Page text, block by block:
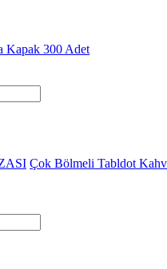
Kapak 300 Adet
Çok Bölmeli Tabldot